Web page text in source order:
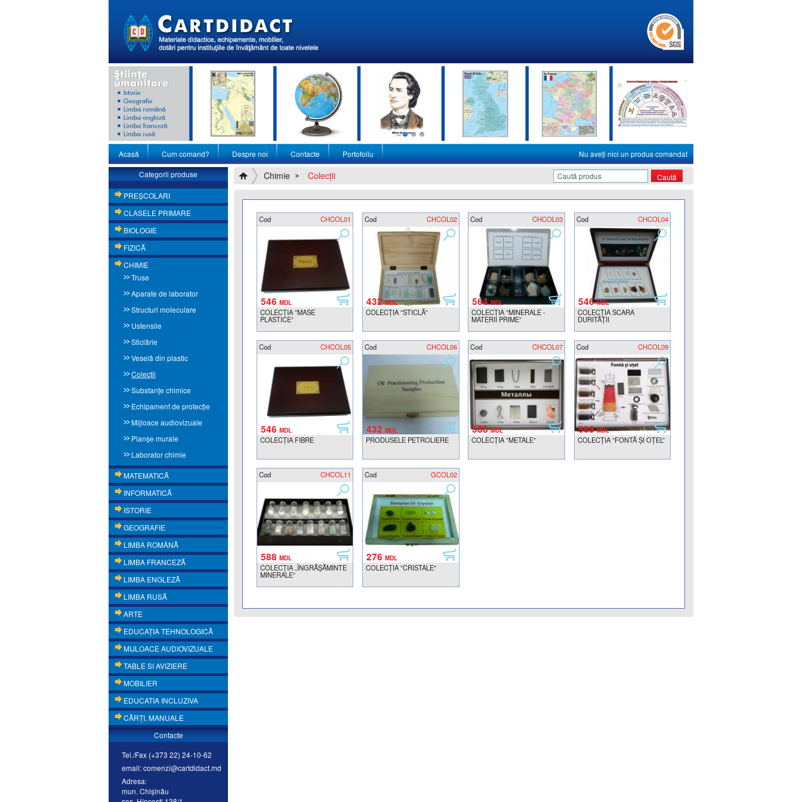
Acasă Cum comand? Despre noi Contacte Portofoliu
Nu aveţi nici un produs comandat
Categorii produse
PREŞCOLARI
CLASELE PRIMARE
BIOLOGIE
FIZICĂ
CHIMIE
Truse
Aparate de laborator
Structuri moleculare
Ustensile
Sticlărie
Veselă din plastic
Colecţii
Substanțe chimice
Echipament de protecție
Mijloace audiovizuale
Planşe murale
Laborator chimie
MATEMATICĂ
INFORMATICĂ
ISTORIE
GEOGRAFIE
LIMBA ROMÂNĂ
LIMBA FRANCEZĂ
LIMBA ENGLEZĂ
LIMBA RUSĂ
ARTE
EDUCAŢIA TEHNOLOGICĂ
MIJLOACE AUDIOVIZUALE
TABLE SI AVIZIERE
MOBILIER
EDUCATIA INCLUZIVA
CĂRŢI, MANUALE
Contacte
Tel./Fax (+373 22) 24-10-62
email: comenzi@cartdidact.md
Adresa:
mun. Chişinău
Chimie Colecţii
Cod CHCOL01
COLECȚIA ”MASE
PLASTICE”
546 MDL
Cod CHCOL02
COLECȚIA ”STICLĂ”
432MDL
Cod CHCOL03
COLECȚIA ”MINERALE -
MATERII PRIME”
564MDL
Cod CHCOL04
COLECŢIA SCARA
DURITĂŢII
546MDL
Cod CHCOL05
COLECŢIA FIBRE
546 MDL
Cod CHCOL06
PRODUSELE PETROLIERE
432MDL
Cod CHCOL07
COLECȚIA ”METALE”
588MDL
Cod CHCOL09
COLECȚIA ”FONTĂ ȘI OȚEL”
588MDL
Cod CHCOL11
COLECȚIA „ÎNGRĂȘĂMINTE
MINERALE”
588 MDL
Cod GCOL02
COLECȚIA ”CRISTALE"
276MDL